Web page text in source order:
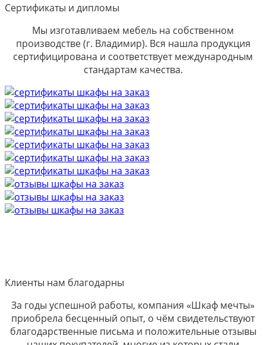
Сертификаты и дипломы
Мы изготавливаем мебель на собственном
производстве (г. Владимир). Вся нашла продукция
сертифицирована и соответствует международным
стандартам качества.
Клиенты нам благодарны
За годы успешной работы, компания «Шкаф мечты»
приобрела бесценный опыт, о чём свидетельствуют
благодарственные письма и положительные отзывы